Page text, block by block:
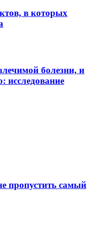
в которых
болезни, и
исследование
пропустить самый